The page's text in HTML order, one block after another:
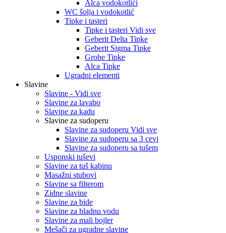
Alca vodokotlići
WC šolja i vodokotlić
Tipke i tasteri
Tipke i tasteri Vidi sve
Geberit Delta Tipke
Geberit Sigma Tipke
Grohe Tipke
Alca Tipke
Ugradni elementi
Slavine
Slavine - Vidi sve
Slavine za lavabo
Slavine za kadu
Slavine za sudoperu
Slavine za sudoperu Vidi sve
Slavine za sudoperu sa 3 cevi
Slavine za sudoperu sa tušem
Usponski tuševi
Slavine za tuš kabinu
Masažni stubovi
Slavine sa filterom
Zidne slavine
Slavine za bide
Slavine za hladnu vodu
Slavine za mali bojler
Mešači za ugradne slavine